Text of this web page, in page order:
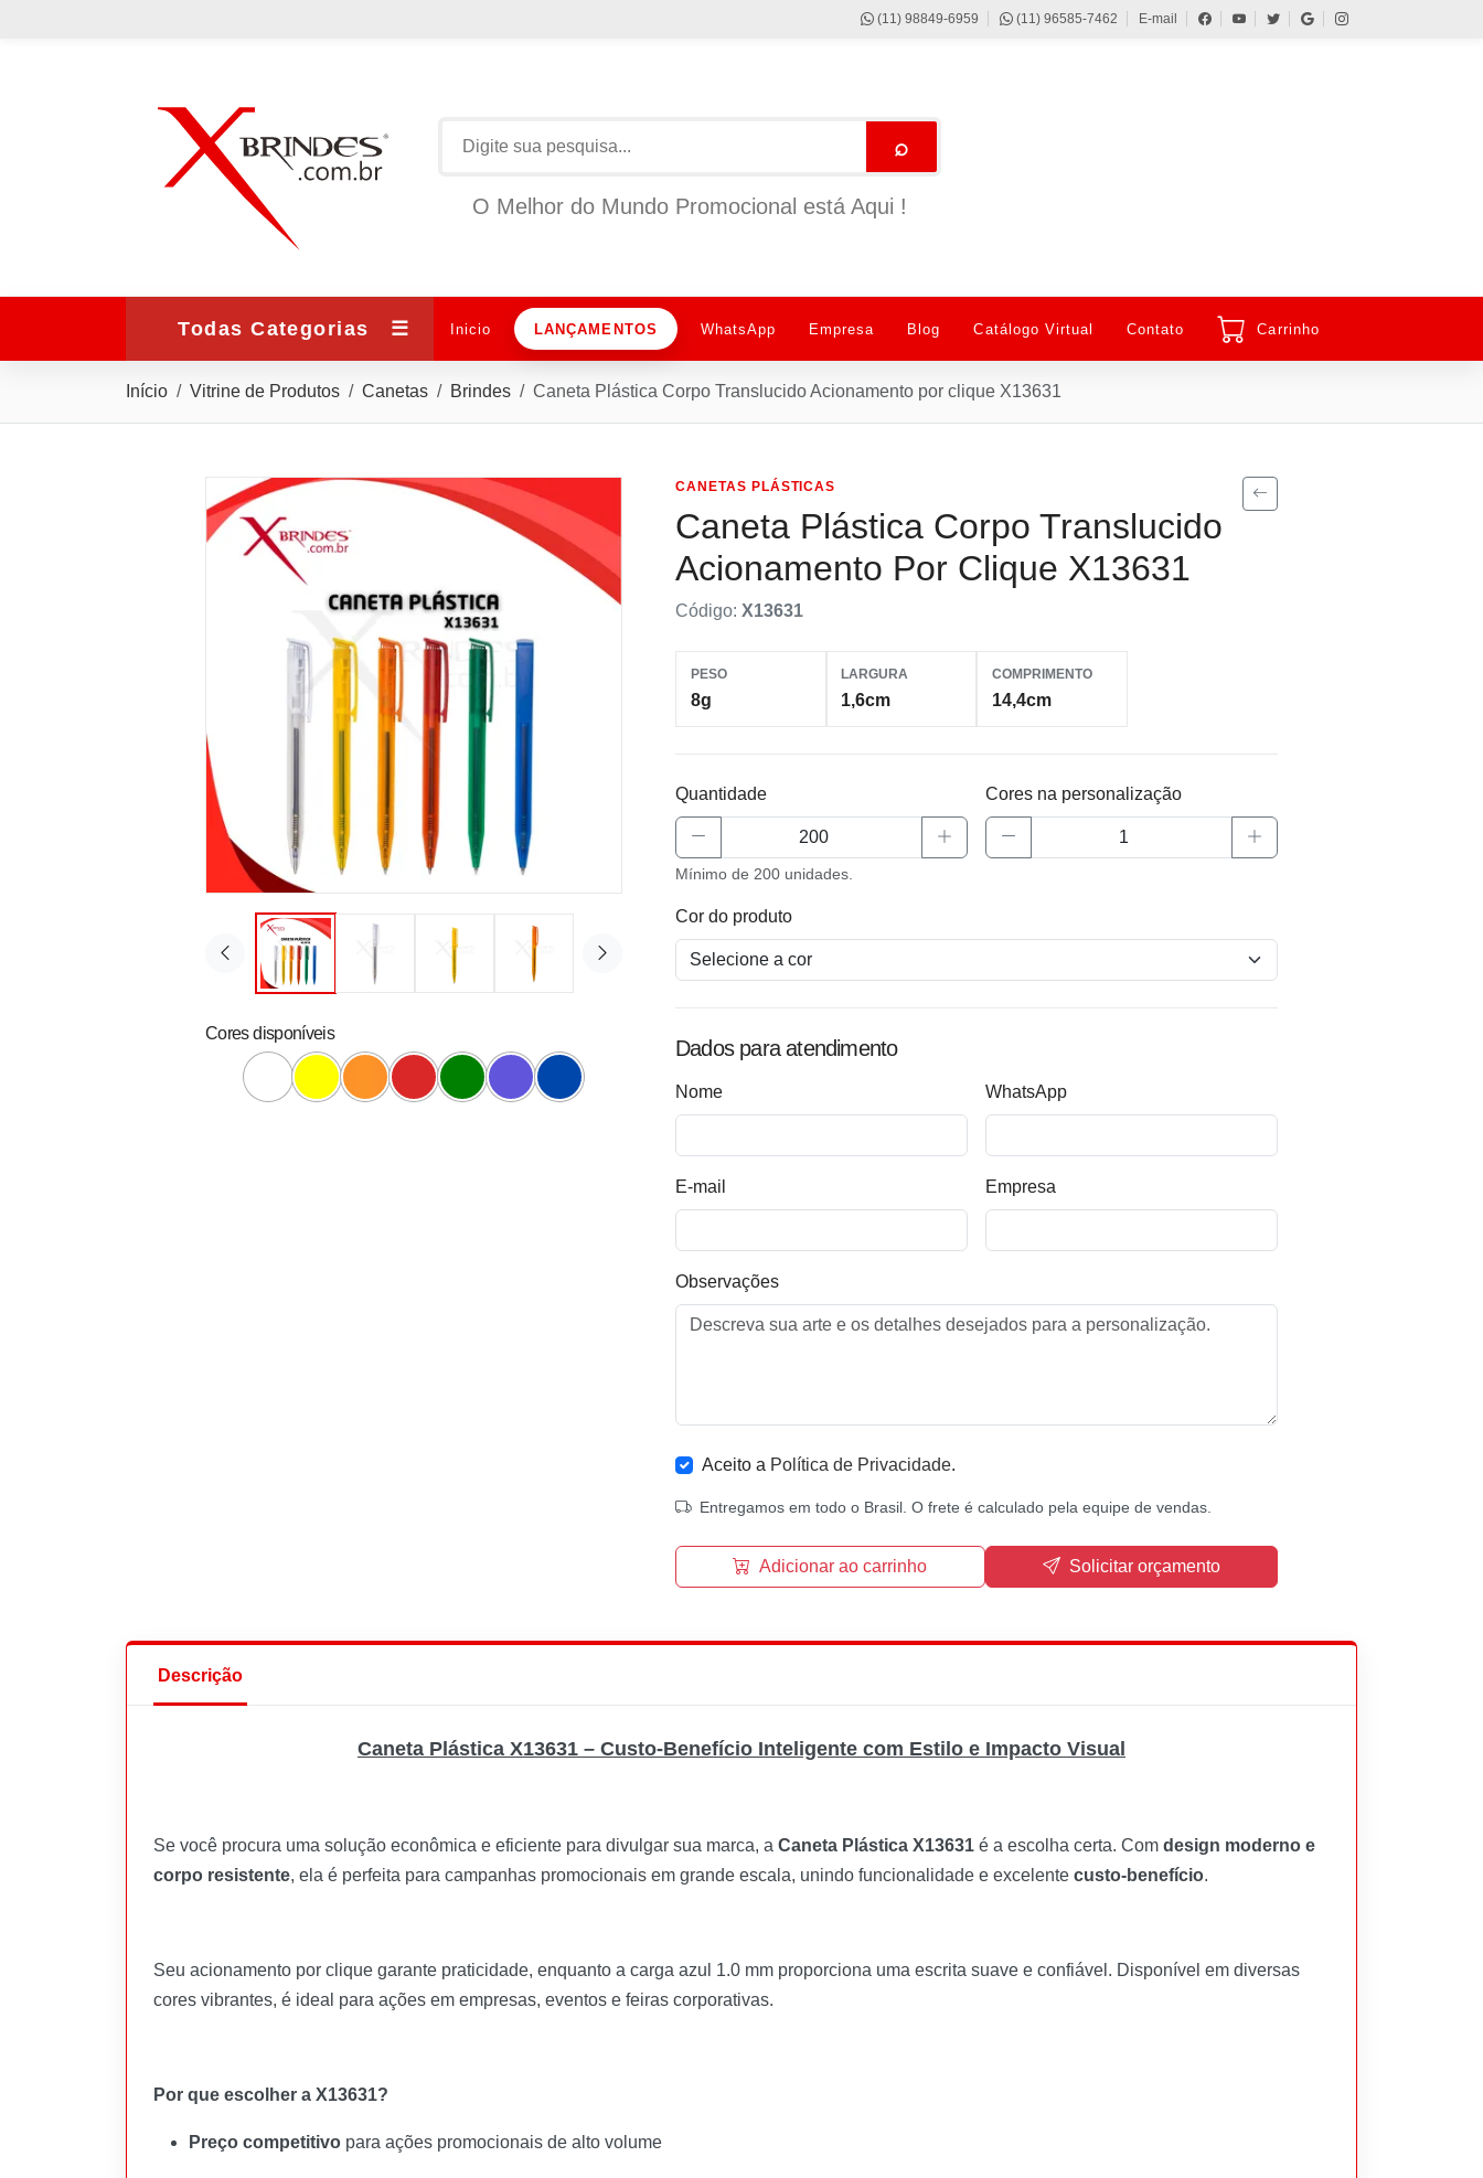
(11) 98849-6959 (11) 96585-7462 E-mail
⌕
O Melhor do Mundo Promocional está Aqui !
Todas Categorias ☰ Inicio LANÇAMENTOS WhatsApp Empresa Blog Catálogo Virtual Contato Carrinho
Início Vitrine de Produtos Canetas Brindes Caneta Plástica Corpo Translucido Acionamento por clique X13631
Cores disponíveis
CANETAS PLÁSTICAS
Caneta Plástica Corpo Translucido
Acionamento Por Clique X13631
Código: X13631
PESO
8g
LARGURA
1,6cm
COMPRIMENTO
14,4cm
Quantidade
Mínimo de 200 unidades.
Cores na personalização
Cor do produto
Dados para atendimento
Nome WhatsApp
E-mail Empresa
Observações
Aceito a Política de Privacidade.
Entregamos em todo o Brasil. O frete é calculado pela equipe de vendas.
Adicionar ao carrinho Solicitar orçamento
Descrição
Caneta Plástica X13631 – Custo-Benefício Inteligente com Estilo e Impacto Visual
Se você procura uma solução econômica e eficiente para divulgar sua marca, a Caneta Plástica X13631 é a escolha certa. Com design moderno e
corpo resistente, ela é perfeita para campanhas promocionais em grande escala, unindo funcionalidade e excelente custo-benefício.
Seu acionamento por clique garante praticidade, enquanto a carga azul 1.0 mm proporciona uma escrita suave e confiável. Disponível em diversas
cores vibrantes, é ideal para ações em empresas, eventos e feiras corporativas.
Por que escolher a X13631?
Preço competitivo para ações promocionais de alto volume